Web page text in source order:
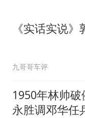
《实话实说
九哥哥车评
1950年林帅
永胜调邓华任